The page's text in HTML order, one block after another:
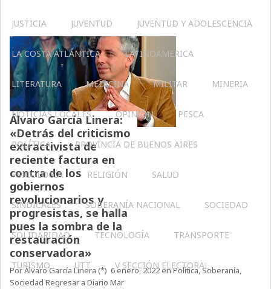
JUSTICIA JUVENTUD JUVENTUD Y ADOLESCENCIA
LA COSTA ATLÁNTICA LATINOAMERICA
LITERATURA MEDICINA MILITAR MINERIA
NOTICIAS LOCALES OPINIÓN PESCA
POLÍTICA PROVINCIA DE BUENOS AIRES
PSICOLOGÍA RELIGIÓN SALUD
SINDICALES SOBERANÍA NACIONAL SOCIEDAD
SOLIDARIDAD TECNOLOGÍA TRANSPORTE
TURISMO UTT V SECCIÓN ELECTORAL
Álvaro García Linera:
«Detrás del criticismo
extractivista de
reciente factura en
contra de los
gobiernos
revolucionarios y
progresistas, se halla
pues la sombra de la
restauración
conservadora»
Por Álvaro García Linera (*) 6 enero, 2022 en Política, Soberanía,
Sociedad Regresar a Diario Mar